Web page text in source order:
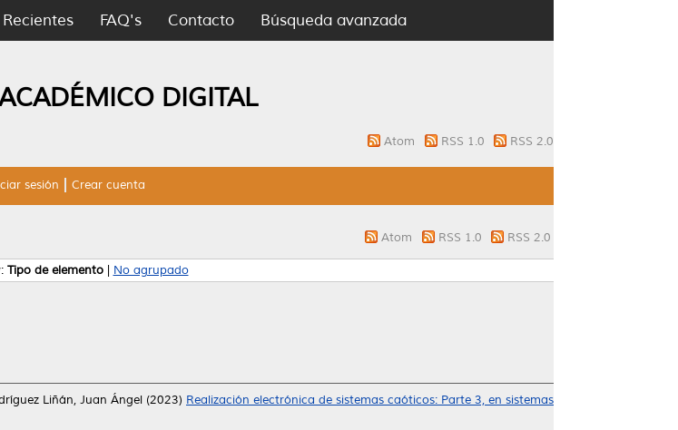
FAQ's Contacto Búsqueda avanzada
DIGITAL
Atom RSS 1.0 RSS 2.0
sesión Crear cuenta
Atom RSS 1.0 RSS 2.0
Tipo de elemento| No agrupado
Liñán, Juan Ángel (2023) Realización electrónica de sistemas caóticos: Parte 3, en sistemas